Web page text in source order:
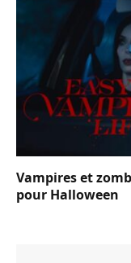
Vampires et
pour Halloween